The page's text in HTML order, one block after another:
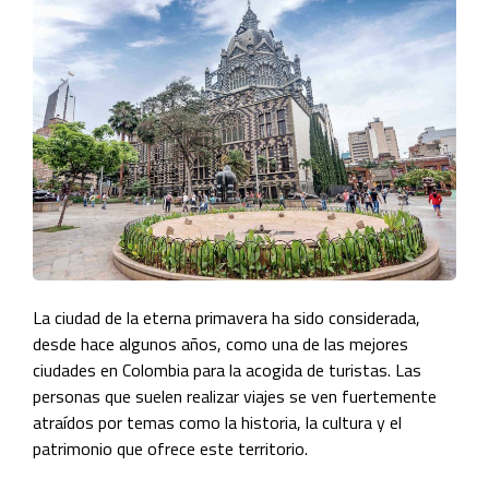
La ciudad de la eterna primavera ha sido considerada,
desde hace algunos años, como una de las mejores
ciudades en Colombia para la acogida de turistas. Las
personas que suelen realizar viajes se ven fuertemente
atraídos por temas como la historia, la cultura y el
patrimonio que ofrece este territorio.